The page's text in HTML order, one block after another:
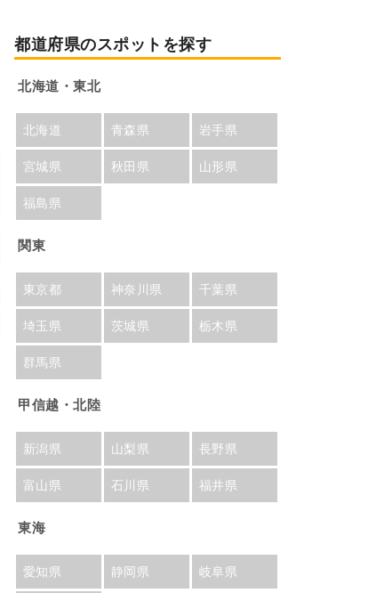
都道府県のスポットを探す
北海道・東北
北海道 青森県 岩手県
宮城県 秋田県 山形県
福島県
関東
東京都 神奈川県 千葉県
埼玉県 茨城県 栃木県
群馬県
甲信越・北陸
新潟県 山梨県 長野県
富山県 石川県 福井県
東海
愛知県 静岡県 岐阜県